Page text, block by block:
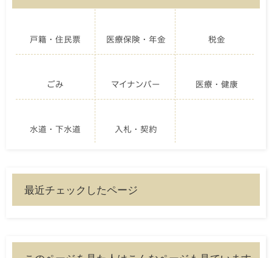
戸籍・住民票 医療保険・年金 税金
ごみ マイナンバー 医療・健康
水道・下水道 入札・契約
最近チェックしたページ